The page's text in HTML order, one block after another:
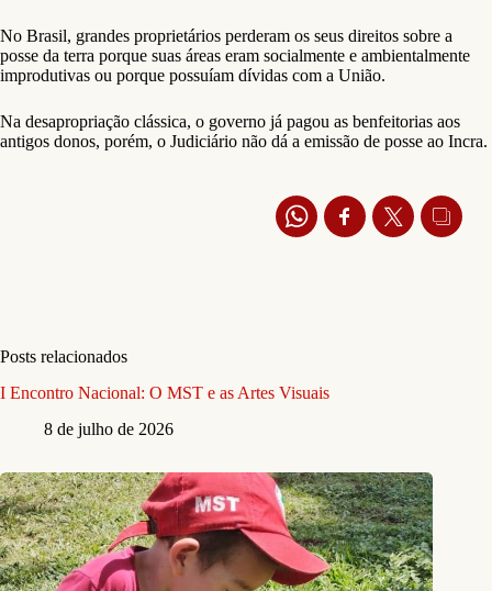
No Brasil, grandes proprietários perderam os seus direitos sobre a
posse da terra porque suas áreas eram socialmente e ambientalmente
improdutivas ou porque possuíam dívidas com a União.
Na desapropriação clássica, o governo já pagou as benfeitorias aos
antigos donos, porém, o Judiciário não dá a emissão de posse ao Incra.
Posts relacionados
I Encontro Nacional: O MST e as Artes Visuais
8 de julho de 2026